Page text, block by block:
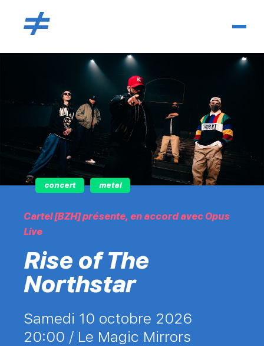
concert metal
Cartel [BZH] présente, en accord avec Opus
Live
Rise of The
Northstar
samedi 10 octobre 2026
20:00 / Le Magic Mirrors